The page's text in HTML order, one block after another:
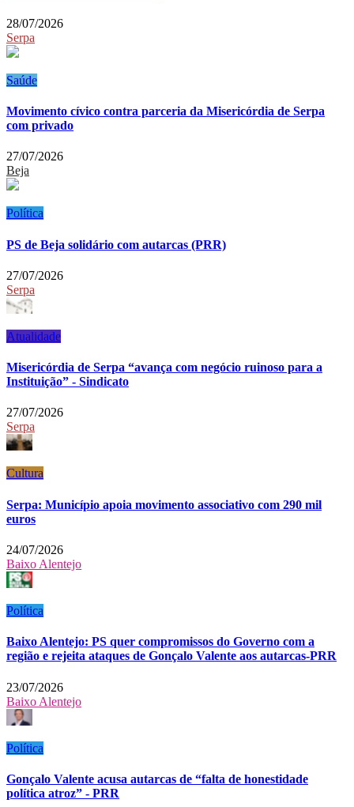
28/07/2026
Serpa
Saúde
Movimento cívico contra parceria da Misericórdia de Serpa
com privado
27/07/2026
Beja
Política
PS de Beja solidário com autarcas (PRR)
27/07/2026
Serpa
Atualidade
Misericórdia de Serpa “avança com negócio ruinoso para a
Instituição” - Sindicato
27/07/2026
Serpa
Cultura
Serpa: Município apoia movimento associativo com 290 mil
euros
24/07/2026
Baixo Alentejo
Política
Baixo Alentejo: PS quer compromissos do Governo com a
região e rejeita ataques de Gonçalo Valente aos autarcas-PRR
23/07/2026
Baixo Alentejo
Política
Gonçalo Valente acusa autarcas de “falta de honestidade
política atroz” - PRR